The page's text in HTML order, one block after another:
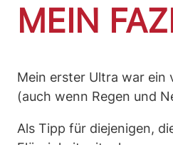
MEIN
Mein erster Ultra war ein
(auch wenn Regen und
Als Tipp für diejenigen,